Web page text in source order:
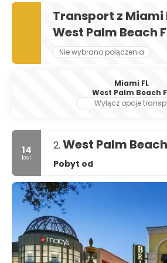
Transport z Miami
West Palm Beach
Nie wybrano połączenia
Miami FL
West Palm Beach
Wyłącz opcje
14
kwi
2. West Palm Beach
Pobyt od